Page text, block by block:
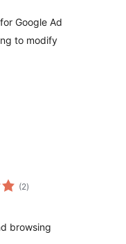
Google Ad
to modify
(2toplam
puan
)
browsing